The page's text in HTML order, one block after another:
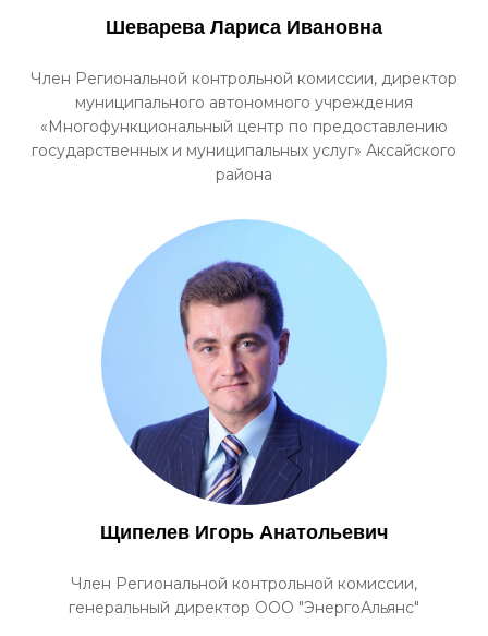
Шеварева Лариса Ивановна
Член Региональной контрольной комиссии, директор
муниципального автономного учреждения
«Многофункциональный центр по предоставлению
государственных и муниципальных услуг» Аксайского
района
Щипелев Игорь Анатольевич
Член Региональной контрольной комиссии,
генеральный директор ООО "ЭнергоАльянс"